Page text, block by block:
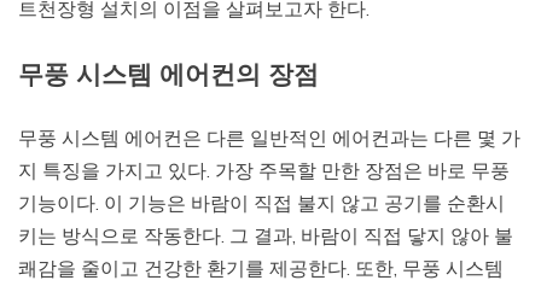
트천장형 설치의 이점을 살펴보고자 한다.
무풍 시스템 에어컨의 장점
무풍 시스템 에어컨은 다른 일반적인 에어컨과는 다른 몇 가
지 특징을 가지고 있다. 가장 주목할 만한 장점은 바로 무풍
기능이다. 이 기능은 바람이 직접 불지 않고 공기를 순환시
키는 방식으로 작동한다. 그 결과, 바람이 직접 닿지 않아 불
쾌감을 줄이고 건강한 환기를 제공한다. 또한, 무풍 시스템